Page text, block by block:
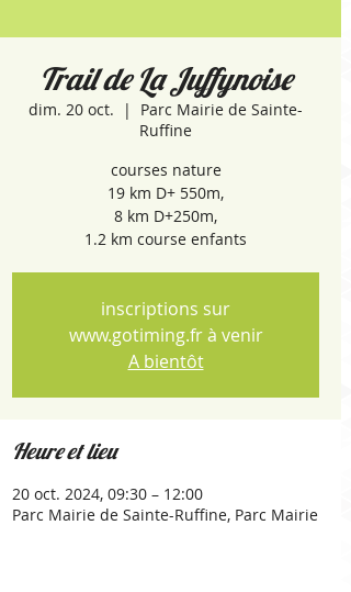
Trail de La Juffynoise
dim. 20 oct.
  |
Parc Mairie de Sainte-
Ruffine
courses nature
19 km D+ 550m,
8 km D+250m,
1.2 km course enfants
inscriptions sur
www.gotiming.fr à venir
A bientôt
Heure et lieu
20 oct. 2024, 09:30 – 12:00
Parc Mairie de Sainte-Ruffine, Parc Mairie